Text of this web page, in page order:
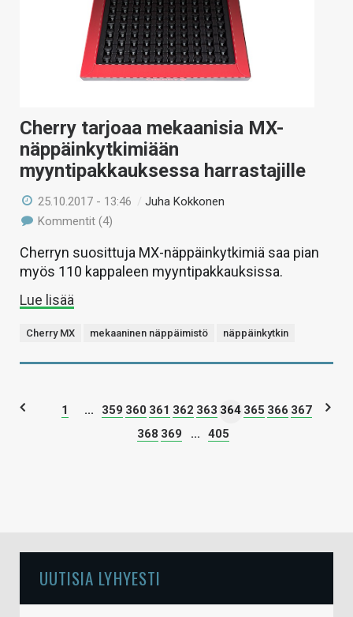
Cherry tarjoaa mekaanisia MX-
näppäinkytkimiään
myyntipakkauksessa harrastajille
25.10.2017 - 13:46 /Juha Kokkonen
Kommentit (4)
Cherryn suosittuja MX-näppäinkytkimiä saa pian
myös 110 kappaleen myyntipakkauksissa.
Lue lisää
Cherry MX mekaaninen näppäimistö näppäinkytkin
1 ... 359 360 361 362 363 364 365 366 367
368 369 ... 405
UUTISIA LYHYESTI